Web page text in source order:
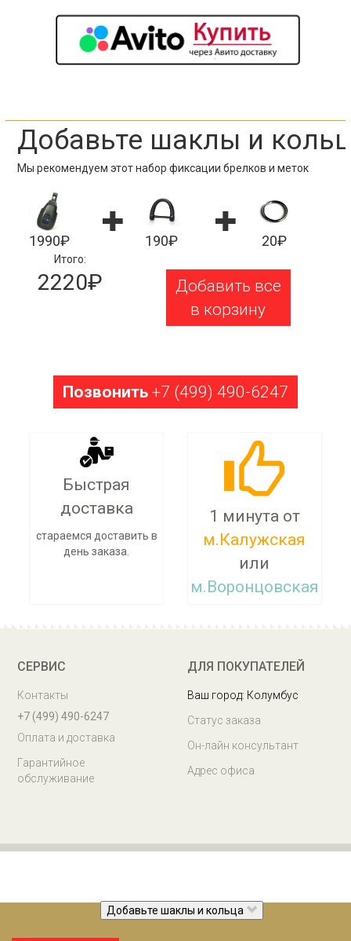
Добавьте шаклы и
Мы рекомендуем этот набор фиксации брелков и меток
1990₽ 190₽ 20₽
Итого:
2220₽
Добавить все
в корзину
Добавьте шаклы и кольца
Позвонить +7 (499) 490-6247
Быстрая
доставка
стараемся доставить в
день заказа.
1 минута от
м.Калужская
или
м.Воронцовская
СЕРВИС
Контакты
+7 (499) 490-6247
Оплата и доставка
Гарантийное
обслуживание
ДЛЯ ПОКУПАТЕЛЕЙ
Ваш город: Колумбус
Статус заказа
Он-лайн консультант
Адрес офиса